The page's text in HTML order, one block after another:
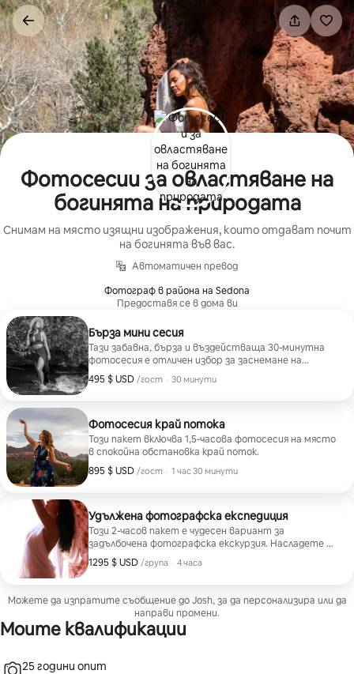
Пропускане
към
съдържанието
Фотосесии за овластяване на
богинята на природата
Снимам на място изящни изображения, които отдават почит
на богинята във вас.
Автоматичен превод
Фотограф в района на Sedona
Предоставя се в дома ви
Бърза мини сесия
Тази забавна, бърза и въздействаща 30-минутна
фотосесия е отличен избор за заснемане на
зашеметяващи изображения.
495 $ USD /гост
495 $ USD на гост
, · 30 минути
Фотосесия край потока
Този пакет включва 1,5-часова фотосесия на място
в спокойна обстановка край поток.
895 $ USD /гост
895 $ USD на гост
, · 1 час 30 минути
Удължена фотографска експедиция
Този 2-часов пакет е чудесен вариант за
задълбочена фотографска екскурзия. Насладете се
на изкуство чрез снимки на място сред красива
природа.
1295 $ USD /група
1295 $ USD за група
, · 4 часа
Можете да изпратите съобщение до Josh, за да персонализира или да
направи промени.
Моите квалификации
25 години опит